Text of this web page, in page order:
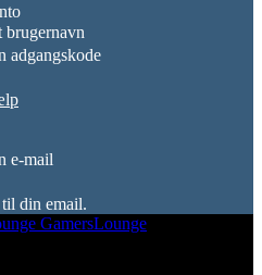
brugernavn
adgangskode
e-mail
din email.
GamersLounge